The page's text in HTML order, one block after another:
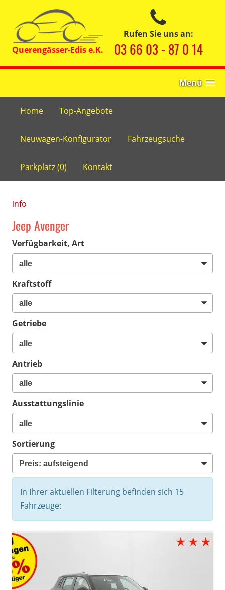
Rufen Sie uns an:
03 66 03 - 87 0 14
Menü
Home Top-Angebote
Neuwagen-Konfigurator Fahrzeugsuche
Parkplatz (0) Kontakt
info
Jeep Avenger
Verfügbarkeit, Art
Kraftstoff
Getriebe
Antrieb
Ausstattungslinie
Sortierung
In Ihrer aktuellen Filterung befinden sich 15
Fahrzeuge: